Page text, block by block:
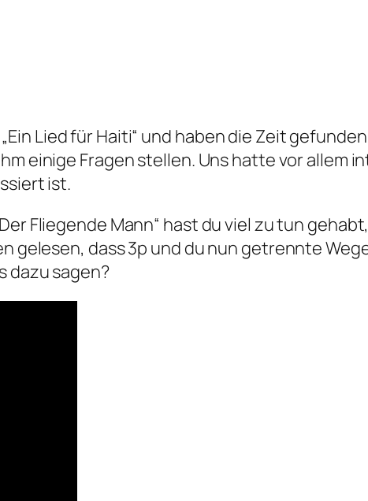
Lied für Haiti“ und haben die Zeit
einige Fragen stellen. Uns hatte vor allem
ist.
Fliegende Mann“ hast du viel zu tun
gelesen, dass 3p und du nun getrennte
dazu sagen?